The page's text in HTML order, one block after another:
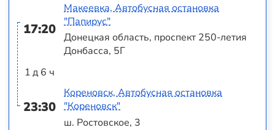
17:20
1 д 6 ч
23:30
Макеевка, Автобусная остановка
"Папирус"
Донецкая область, проспект 250-летия
Донбасса, 5Г
Кореновск, Автобусная остановка
"Кореновск"
ш. Ростовское, 3